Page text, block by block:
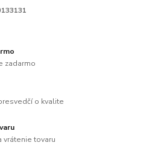
zadarmo
o kvalite
vrátenie tovaru